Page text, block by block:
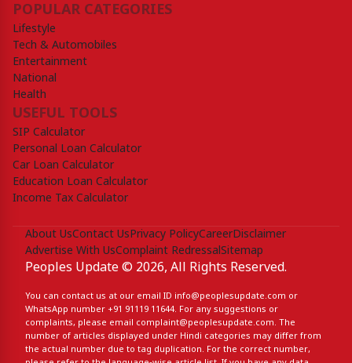
POPULAR CATEGORIES
Lifestyle
Tech & Automobiles
Entertainment
National
Health
USEFUL TOOLS
SIP Calculator
Personal Loan Calculator
Car Loan Calculator
Education Loan Calculator
Income Tax Calculator
About UsContact UsPrivacy PolicyCareerDisclaimer
Advertise With UsComplaint RedressalSitemap
Peoples Update © 2026, All Rights Reserved.
You can contact us at our email ID info@peoplesupdate.com or
WhatsApp number +91 91119 11644. For any suggestions or
complaints, please email complaint@peoplesupdate.com. The
number of articles displayed under Hindi categories may differ from
the actual number due to tag duplication. For the correct number,